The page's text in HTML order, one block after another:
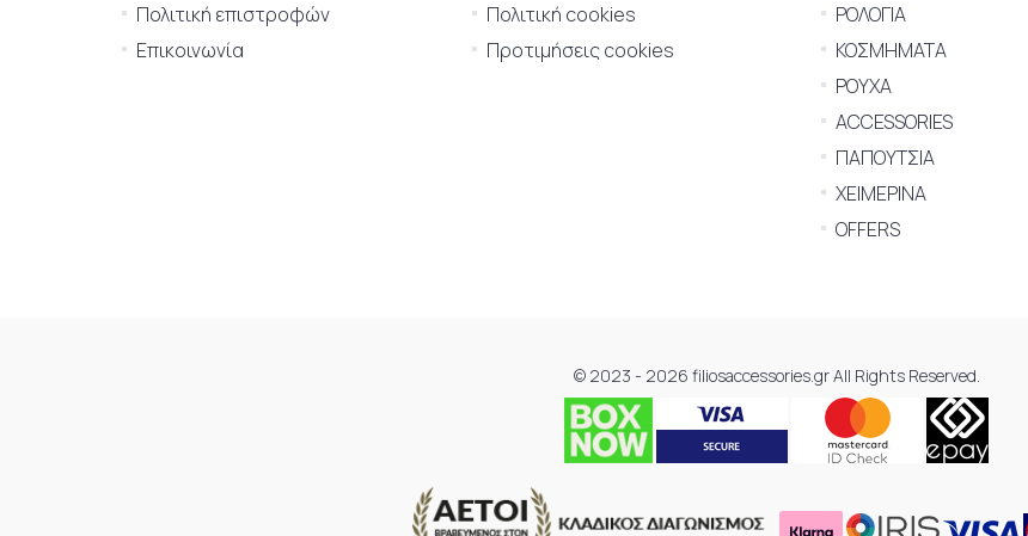
Πολιτική επιστροφών
Επικοινωνία
Πολιτική cookies
Προτιμήσεις cookies
ΡΟΛΟΓΙΑ
ΚΟΣΜΗΜΑΤΑ
ΡΟΥΧΑ
ACCESSORIES
ΠΑΠΟΥΤΣΙΑ
ΧΕΙΜΕΡΙΝΑ
OFFERS
© 2023 - 2026 filiosaccessories.gr All Rights Reserved.